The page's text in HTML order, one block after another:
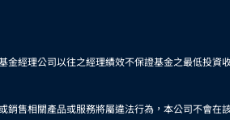
經理公司以往之經理績效不保證基金之最低投
售相關產品或服務將屬違法行為，本公司不會